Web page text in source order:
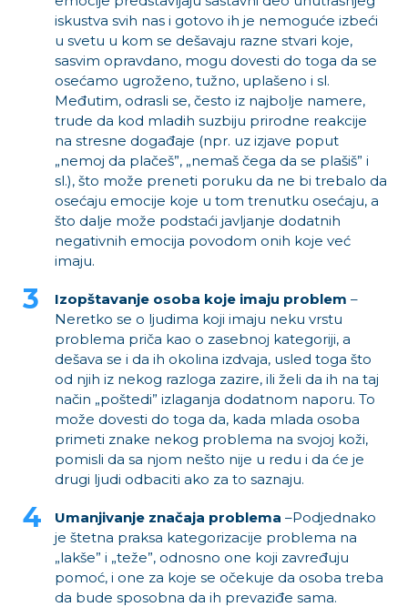
iskustva svih nas i gotovo ih je nemoguće izbeći
u svetu u kom se dešavaju razne stvari koje,
sasvim opravdano, mogu dovesti do toga da se
osećamo ugroženo, tužno, uplašeno i sl.
Međutim, odrasli se, često iz najbolje namere,
trude da kod mladih suzbiju prirodne reakcije
na stresne događaje (npr. uz izjave poput
„nemoj da plačeš”, „nemaš čega da se plašiš” i
sl.), što može preneti poruku da ne bi trebalo da
osećaju emocije koje u tom trenutku osećaju, a
što dalje može podstaći javljanje dodatnih
negativnih emocija povodom onih koje već
imaju.
Izopštavanje osoba koje imaju problem –
Neretko se o ljudima koji imaju neku vrstu
problema priča kao o zasebnoj kategoriji, a
dešava se i da ih okolina izdvaja, usled toga što
od njih iz nekog razloga zazire, ili želi da ih na taj
način „poštedi” izlaganja dodatnom naporu. To
može dovesti do toga da, kada mlada osoba
primeti znake nekog problema na svojoj koži,
pomisli da sa njom nešto nije u redu i da će je
drugi ljudi odbaciti ako za to saznaju.
Umanjivanje značaja problema –Podjednako
je štetna praksa kategorizacije problema na
„lakše” i „teže”, odnosno one koji zavređuju
pomoć, i one za koje se očekuje da osoba treba
da bude sposobna da ih prevaziđe sama.